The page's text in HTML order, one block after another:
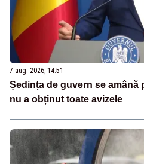
7 aug. 2026, 14:51
Ședința de guvern se amână
nu a obținut toate avizele